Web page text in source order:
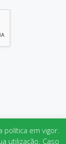
política em vigor.
utilização. Caso